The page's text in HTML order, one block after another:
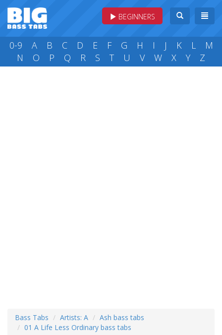
BEGINNERS
0-9 A B C D E F G H I J K L
M
N
O P Q R S T U V W X Y Z
Bass Tabs Artists: A
Ash bass tabs
01 A Life Less Ordinary bass tabs